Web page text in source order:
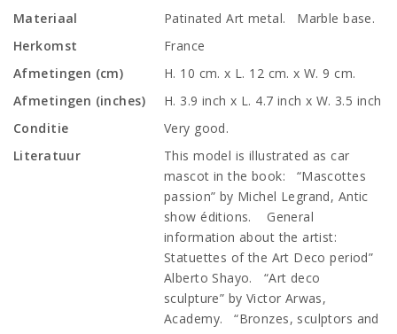
Materiaal
Patinated Art metal. Marble base.
Herkomst
France
Afmetingen (cm)
H. 10 cm. x L. 12 cm. x W. 9 cm.
Afmetingen (inches)
H. 3.9 inch x L. 4.7 inch x W. 3.5 inch
Conditie
Very good.
Literatuur
This model is illustrated as car
mascot in the book: “Mascottes
passion” by Michel Legrand, Antic
show éditions. General
information about the artist:
Statuettes of the Art Deco period”
Alberto Shayo. “Art deco
sculpture” by Victor Arwas,
Academy. “Bronzes, sculptors and